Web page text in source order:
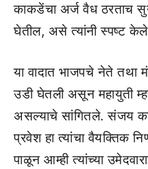
काकडेंचा अर्ज वैध ठरताच
घेतील, असे त्यांनी स्पष्ट
या वादात भाजपचे नेते तथा
उडी घेतली असून महायुती
असल्याचे सांगितले. संजय
प्रवेश हा त्यांचा वैयक्तिक
पाळून आम्ही त्यांच्या